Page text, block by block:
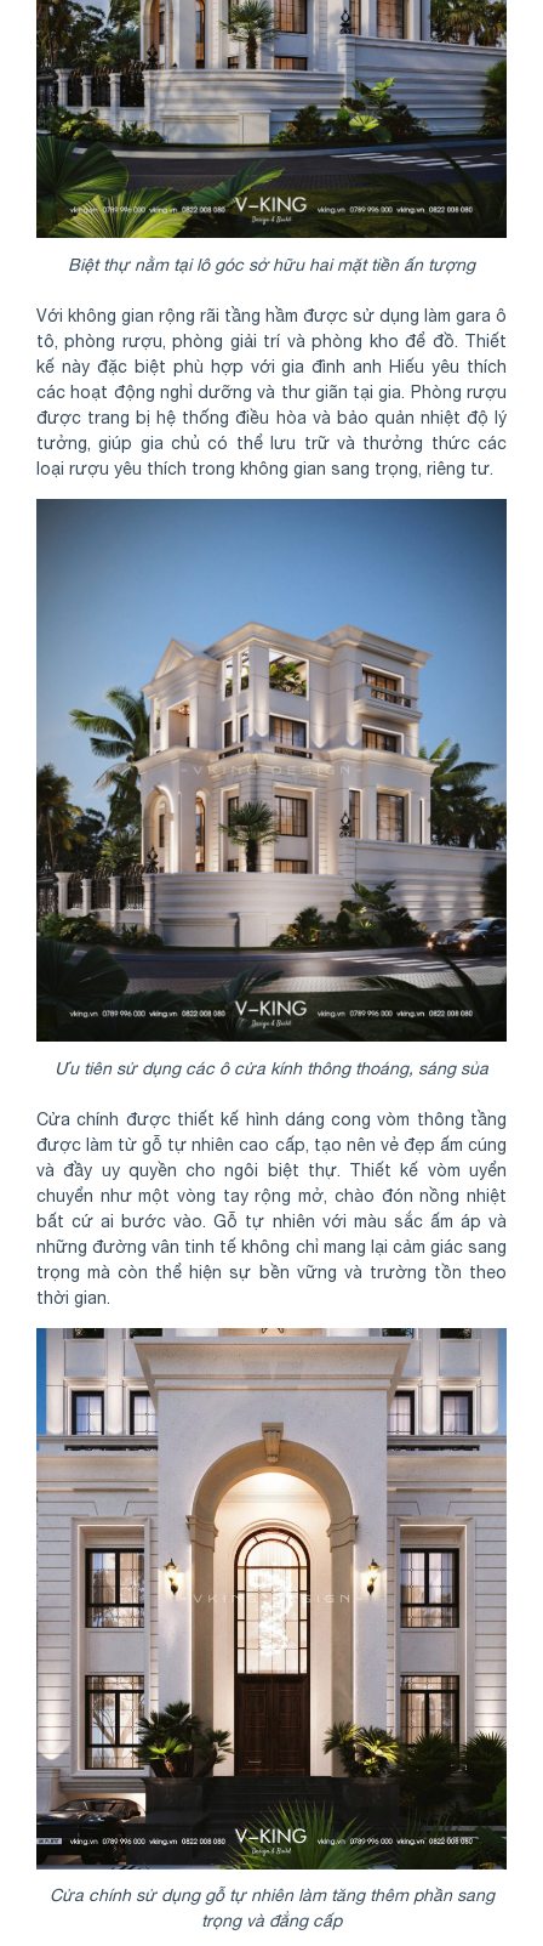
Biệt thự nằm tại lô góc sở hữu hai mặt tiền ấn tượng
Với không gian rộng rãi tầng hầm được sử dụng làm gara ô
tô, phòng rượu, phòng giải trí và phòng kho để đồ. Thiết
kế này đặc biệt phù hợp với gia đình anh Hiếu yêu thích
các hoạt động nghỉ dưỡng và thư giãn tại gia. Phòng rượu
được trang bị hệ thống điều hòa và bảo quản nhiệt độ lý
tưởng, giúp gia chủ có thể lưu trữ và thưởng thức các
loại rượu yêu thích trong không gian sang trọng, riêng tư.
Ưu tiên sử dụng các ô cửa kính thông thoáng, sáng sủa
Cửa chính được thiết kế hình dáng cong vòm thông tầng
được làm từ gỗ tự nhiên cao cấp, tạo nên vẻ đẹp ấm cúng
và đầy uy quyền cho ngôi biệt thự. Thiết kế vòm uyển
chuyển như một vòng tay rộng mở, chào đón nồng nhiệt
bất cứ ai bước vào. Gỗ tự nhiên với màu sắc ấm áp và
những đường vân tinh tế không chỉ mang lại cảm giác sang
trọng mà còn thể hiện sự bền vững và trường tồn theo
thời gian.
Cửa chính sử dụng gỗ tự nhiên làm tăng thêm phần sang
trọng và đẳng cấp